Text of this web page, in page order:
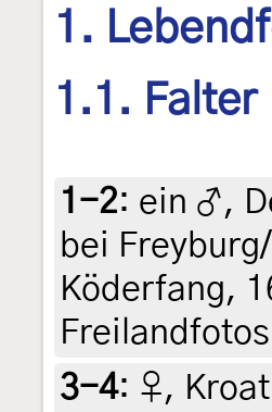
1.
1.1. Falter
1-2: ein ♂,
bei
Köderfang,
3-4: ♀,